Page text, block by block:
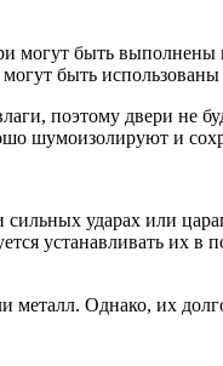
быть выполнены
могут быть
поэтому двери не
шумоизолируют и
ударах или
устанавливать их
Однако, их